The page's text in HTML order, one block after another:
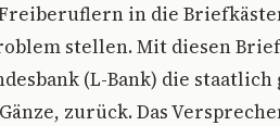
in die
stellen. Mit diesen
(L-Bank) die
zurück. Das